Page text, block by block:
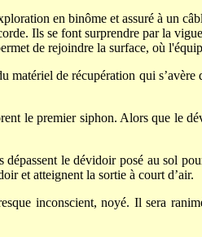
en binôme et assuré à un
Ils se font surprendre par la
de rejoindre la surface, où
de récupération qui
le premier siphon. Alors que le
le dévidoir posé au sol
et atteignent la sortie à court d’air.
inconscient, noyé. Il sera